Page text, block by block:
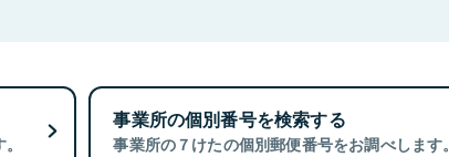
事業所の個別番号を検索する
事業所の７けたの個別郵便番号をお調べします。